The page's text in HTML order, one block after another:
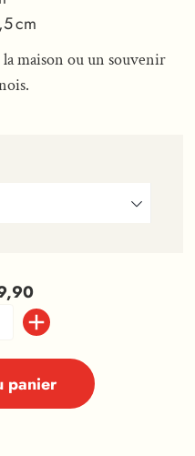
cm
maison ou un souvenir
panier